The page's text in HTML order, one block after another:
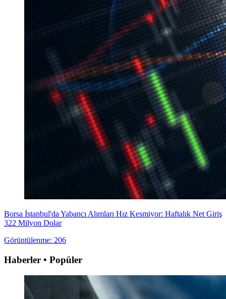
Borsa İstanbul'da Yabancı Alımları Hız Kesmiyor: Haftalık Net Giriş
322 Milyon Dolar
Görüntülenme: 206
Haberler • Popüler